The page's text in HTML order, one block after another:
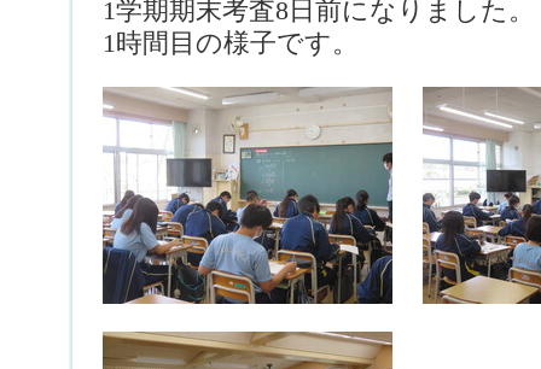
1学期期末考査8日前になりました。
1時間目の様子です。